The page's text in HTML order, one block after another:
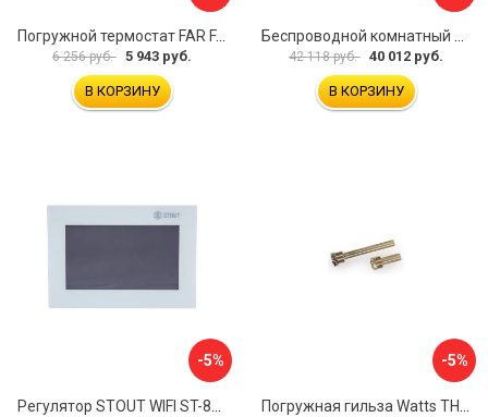
Погружной термостат FAR FA 7950
6 256 руб. 5 943 руб.
В КОРЗИНУ
42 118 руб. 40 012 руб.
В КОРЗИНУ
-5%
Регулятор STOUT WIFI ST-8s STE-0101-100801 RG008V0JPUVBTK
-5%
Погружная гильза Watts TH 10006135